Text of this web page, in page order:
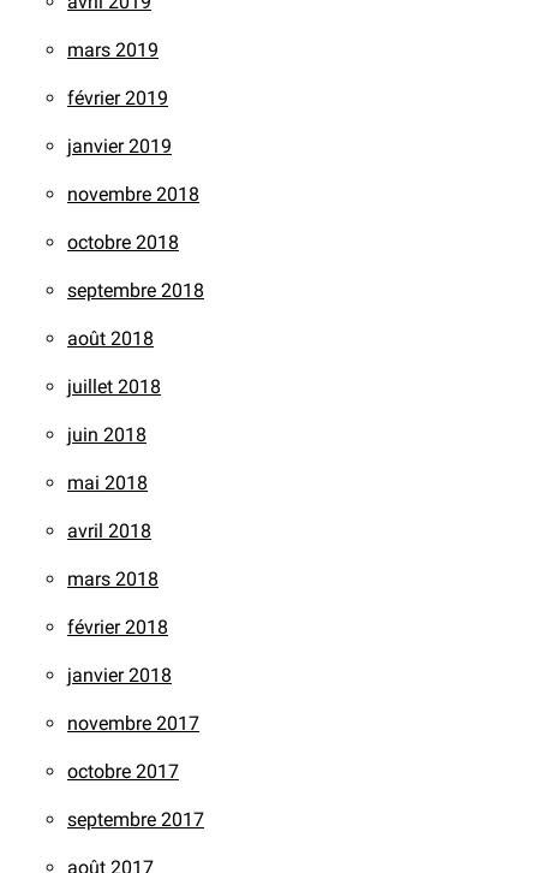
mars 2019
février 2019
janvier 2019
novembre 2018
octobre 2018
septembre 2018
août 2018
juillet 2018
juin 2018
mai 2018
avril 2018
mars 2018
février 2018
janvier 2018
novembre 2017
octobre 2017
septembre 2017
août 2017